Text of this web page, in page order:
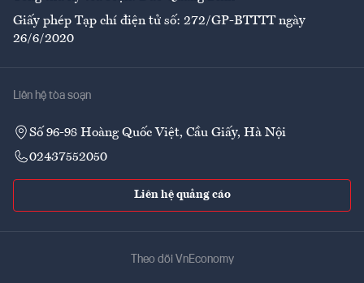
Giấy phép Tạp chí điện tử số: 272/GP-BTTTT ngày
26/6/2020
Liên hệ tòa soạn
Số 96-98 Hoàng Quốc Việt, Cầu Giấy, Hà Nội
02437552050
Liên hệ quảng cáo
Theo dõi VnEconomy